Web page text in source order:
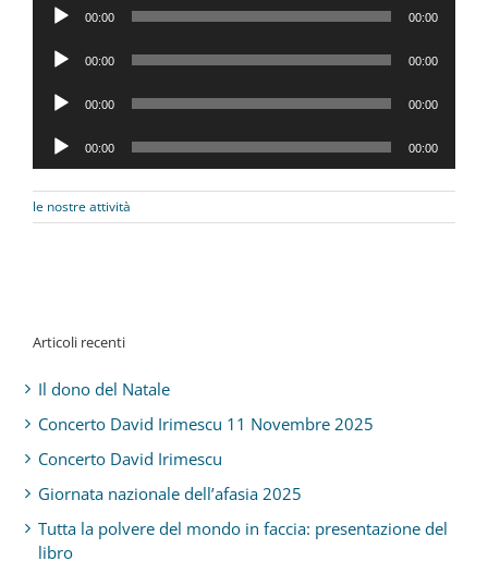
Audio
Player
00:00 00:00
Audio
Player
00:00 00:00
Audio
Player
00:00 00:00
Audio
Player
00:00 00:00
le nostre attività
Articoli recenti
Il dono del Natale
Concerto David Irimescu 11 Novembre 2025
Concerto David Irimescu
Giornata nazionale dell’afasia 2025
Tutta la polvere del mondo in faccia: presentazione del
libro